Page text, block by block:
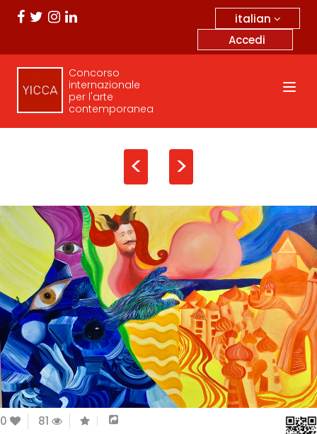
italian
Accedi
Concorso
internazionale
per l'arte
contemporanea
< >
0 81